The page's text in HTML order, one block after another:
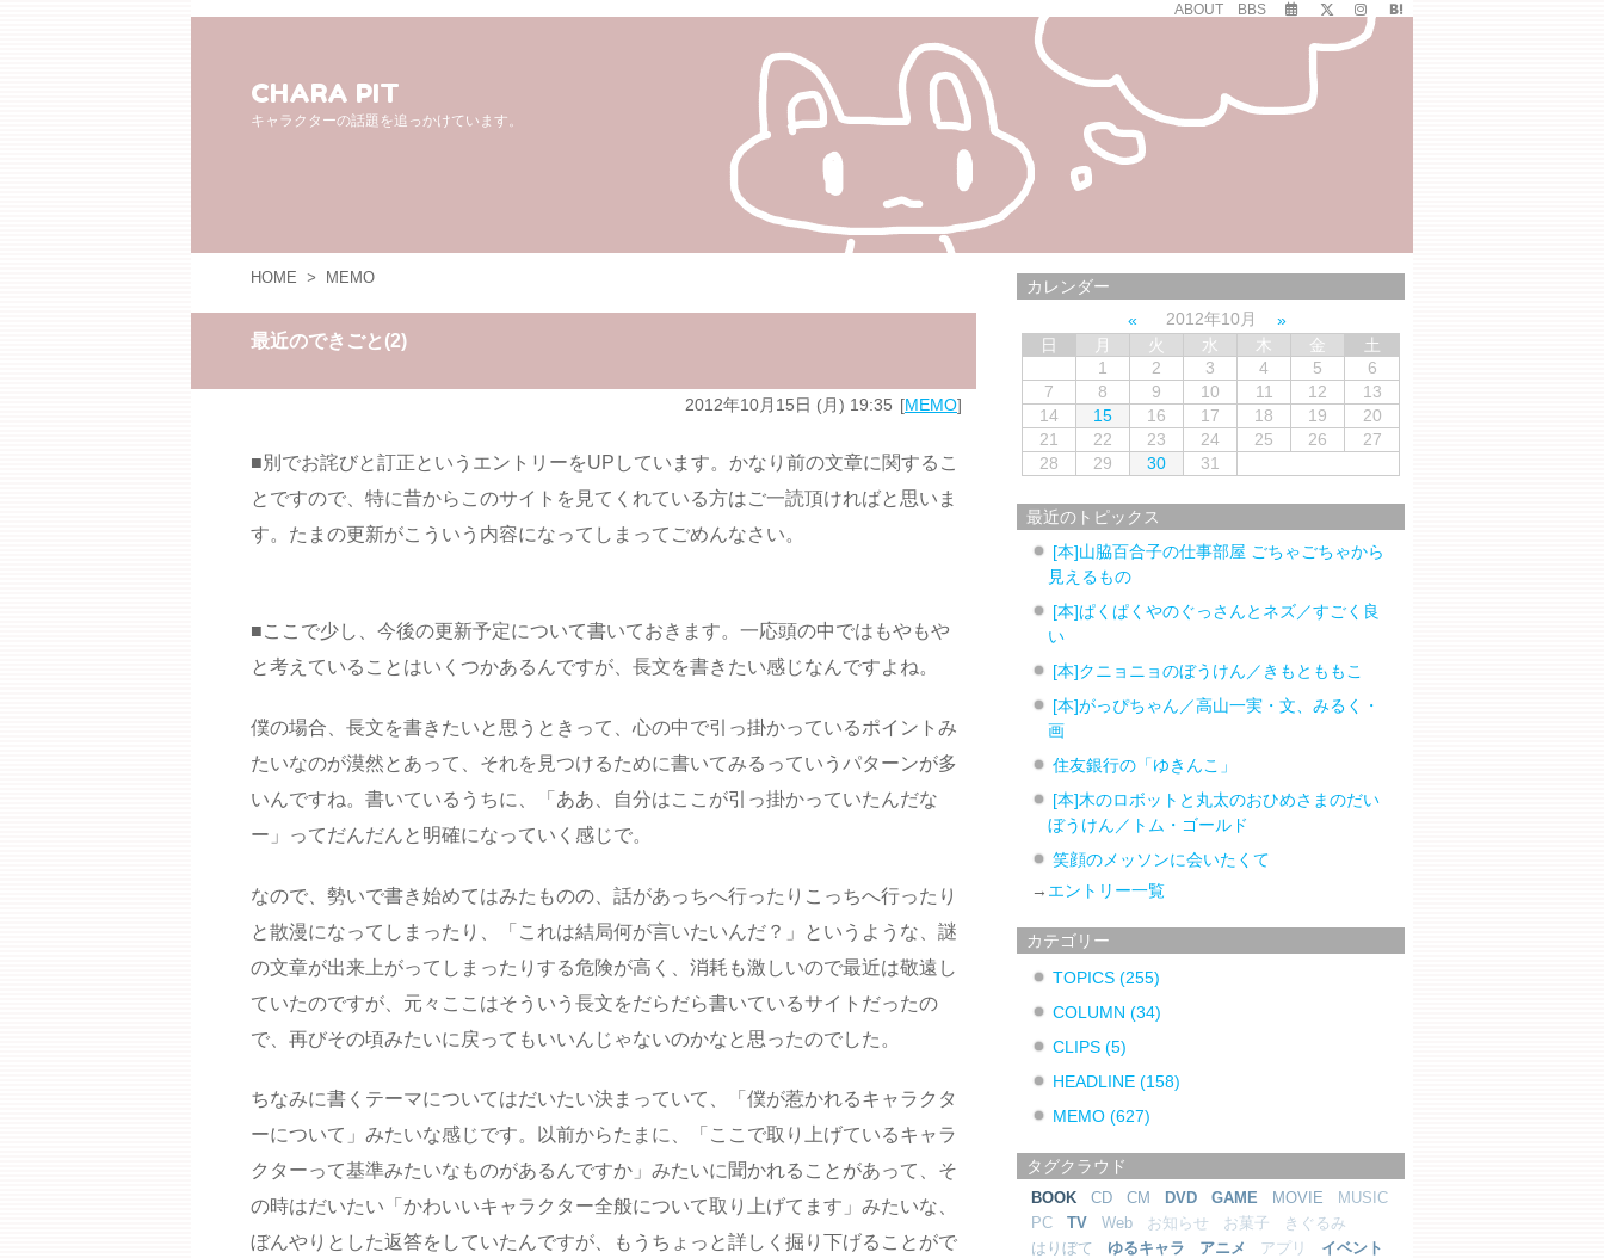
ABOUT BBS
CHARA PIT
キャラクターの話題を追っかけています。
HOME > MEMO
最近のできごと(2)
2012年10月15日 (月) 19:35 MEMO
■別でお詫びと訂正というエントリーをUPしています。かなり前の文章に関するこ
とですので、特に昔からこのサイトを見てくれている方はご一読頂ければと思いま
す。たまの更新がこういう内容になってしまってごめんなさい。
■ここで少し、今後の更新予定について書いておきます。一応頭の中ではもやもや
と考えていることはいくつかあるんですが、長文を書きたい感じなんですよね。
僕の場合、長文を書きたいと思うときって、心の中で引っ掛かっているポイントみ
たいなのが漠然とあって、それを見つけるために書いてみるっていうパターンが多
いんですね。書いているうちに、「ああ、自分はここが引っ掛かっていたんだな
ー」ってだんだんと明確になっていく感じで。
なので、勢いで書き始めてはみたものの、話があっちへ行ったりこっちへ行ったり
と散漫になってしまったり、「これは結局何が言いたいんだ？」というような、謎
の文章が出来上がってしまったりする危険が高く、消耗も激しいので最近は敬遠し
ていたのですが、元々ここはそういう長文をだらだら書いているサイトだったの
で、再びその頃みたいに戻ってもいいんじゃないのかなと思ったのでした。
ちなみに書くテーマについてはだいたい決まっていて、「僕が惹かれるキャラクタ
ーについて」みたいな感じです。以前からたまに、「ここで取り上げているキャラ
クターって基準みたいなものがあるんですか」みたいに聞かれることがあって、そ
の時はだいたい「かわいいキャラクター全般について取り上げてます」みたいな、
ぼんやりとした返答をしていたんですが、もうちょっと詳しく掘り下げることがで
カレンダー
2012年10月
日
月 火 水 木 金
土
1
2 3 4 5
6
7
8 9 10 11 12
13
14
15 16 17 18 19
20
21
22 23 24 25 26
27
28
29 30 31
最近のトピックス
[本]山脇百合子の仕事部屋 ごちゃごちゃから
見えるもの
[本]ぱくぱくやのぐっさんとネズ／すごく良
い
[本]クニョニョのぼうけん／きもとももこ
[本]がっぴちゃん／高山一実・文、みるく・
画
住友銀行の「ゆきんこ」
[本]木のロボットと丸太のおひめさまのだい
ぼうけん／トム・ゴールド
笑顔のメッソンに会いたくて
→ エントリー一覧
カテゴリー
TOPICS(255)
COLUMN(34)
CLIPS(5)
HEADLINE(158)
MEMO(627)
タグクラウド
BOOK CD CM DVD GAME MOVIE
MUSIC
PC
TV Web お知らせ お菓子
きぐるみ
はりぼて
ゆるキャラ アニメ アプリ
イベント